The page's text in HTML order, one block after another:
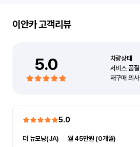
이안카고객리뷰
5.0 차량상태
서비스 품질
재구매 의사
5.0
더 뉴모닝(JA)
월 45만원 (0개월)